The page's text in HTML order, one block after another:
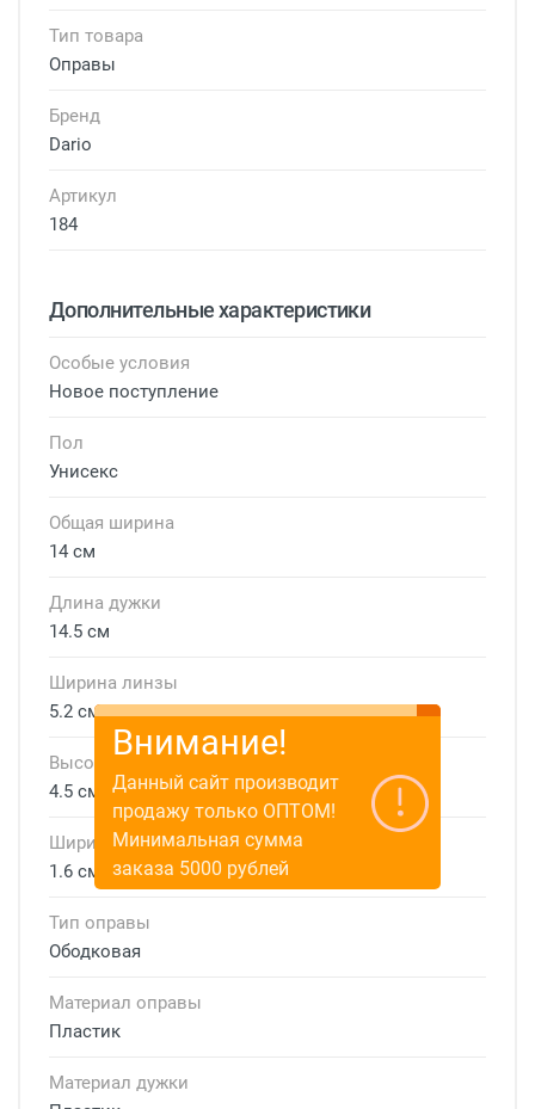
Тип товара
Оправы
Бренд
Dario
Артикул
184
Дополнительные характеристики
Особые условия
Новое поступление
Пол
Унисекс
Общая ширина
14 см
Длина дужки
14.5 см
Ширина линзы
5.2 см
Высота линзы
4.5 см
Ширина мостика
1.6 см
Тип оправы
Ободковая
Материал оправы
Пластик
Материал дужки
Внимание!
Данный сайт производит
продажу только ОПТОМ!
Минимальная сумма
заказа 5000 рублей